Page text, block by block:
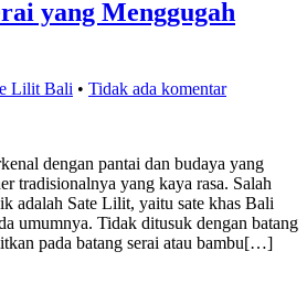
yang Menggugah
Lilit Bali • Tidak ada komentar
dengan pantai dan budaya yang
tradisionalnya yang kaya rasa. Salah
adalah Sate Lilit, yaitu sate khas Bali
umumnya. Tidak ditusuk dengan batang
pada batang serai atau bambu[…]